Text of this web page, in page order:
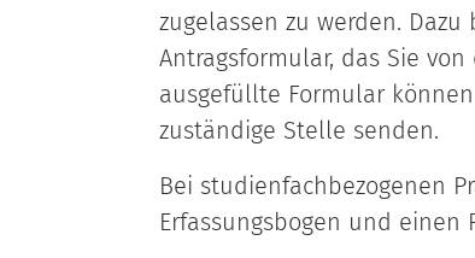
zugelassen zu werden.
Antragsformular, das Sie
ausgefüllte Formular
zuständige Stelle senden.
Bei studienfachbezogenen
Erfassungsbogen und einen